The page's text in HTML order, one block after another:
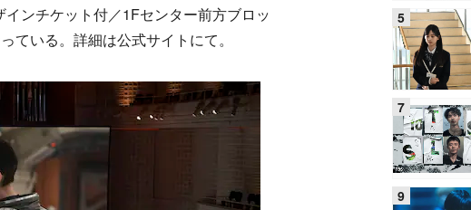
ンチケット付／1Fセンター前方ブロッ
ている。詳細は公式サイトにて。